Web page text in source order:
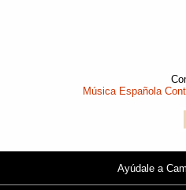
Música Española
Ayúdale a